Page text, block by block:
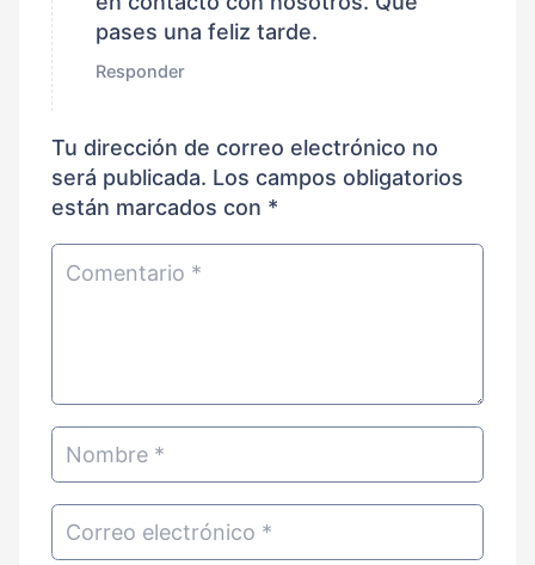
pases una feliz tarde.
Responder
Tu dirección de correo electrónico no
será publicada. Los campos obligatorios
están marcados con *